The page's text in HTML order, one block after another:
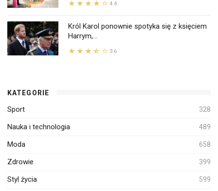
4.4
Król Karol ponownie spotyka się z księciem
Harrym,...
3.6
KATEGORIE
Sport 328
Nauka i technologia 489
Moda 658
Zdrowie 399
Styl życia 599